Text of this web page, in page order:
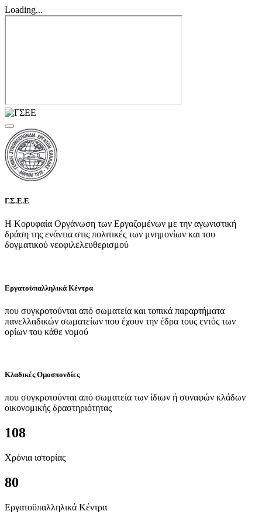
Loading...
Γ.Σ.Ε.Ε
Η Κορυφαία Οργάνωση των Εργαζομένων με την αγωνιστική
δράση της ενάντια στις πολιτικές των μνημονίων και του
δογματικού νεοφιλελευθερισμού
Εργατοϋπαλληλικά Κέντρα
που συγκροτούνται από σωματεία και τοπικά παραρτήματα
πανελλαδικών σωματείων που έχουν την έδρα τους εντός των
ορίων του κάθε νομού
Κλαδικές Ομοσπονδίες
που συγκροτούνται από σωματεία των ίδιων ή συναφών κλάδων
οικονομικής δραστηριότητας
108
Χρόνια ιστορίας
80
Εργατοϋπαλληλικά Κέντρα